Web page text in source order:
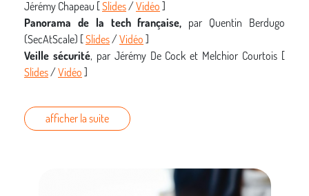
Jérémy Chapeau [Slides/Vidéo ]
Panorama de la tech française, par Quentin Berdugo
(SecAtScale) [Slides/Vidéo ]
Veille sécurité, par Jérémy De Cock et Melchior Courtois [
Slides/Vidéo ]
afficher la suite